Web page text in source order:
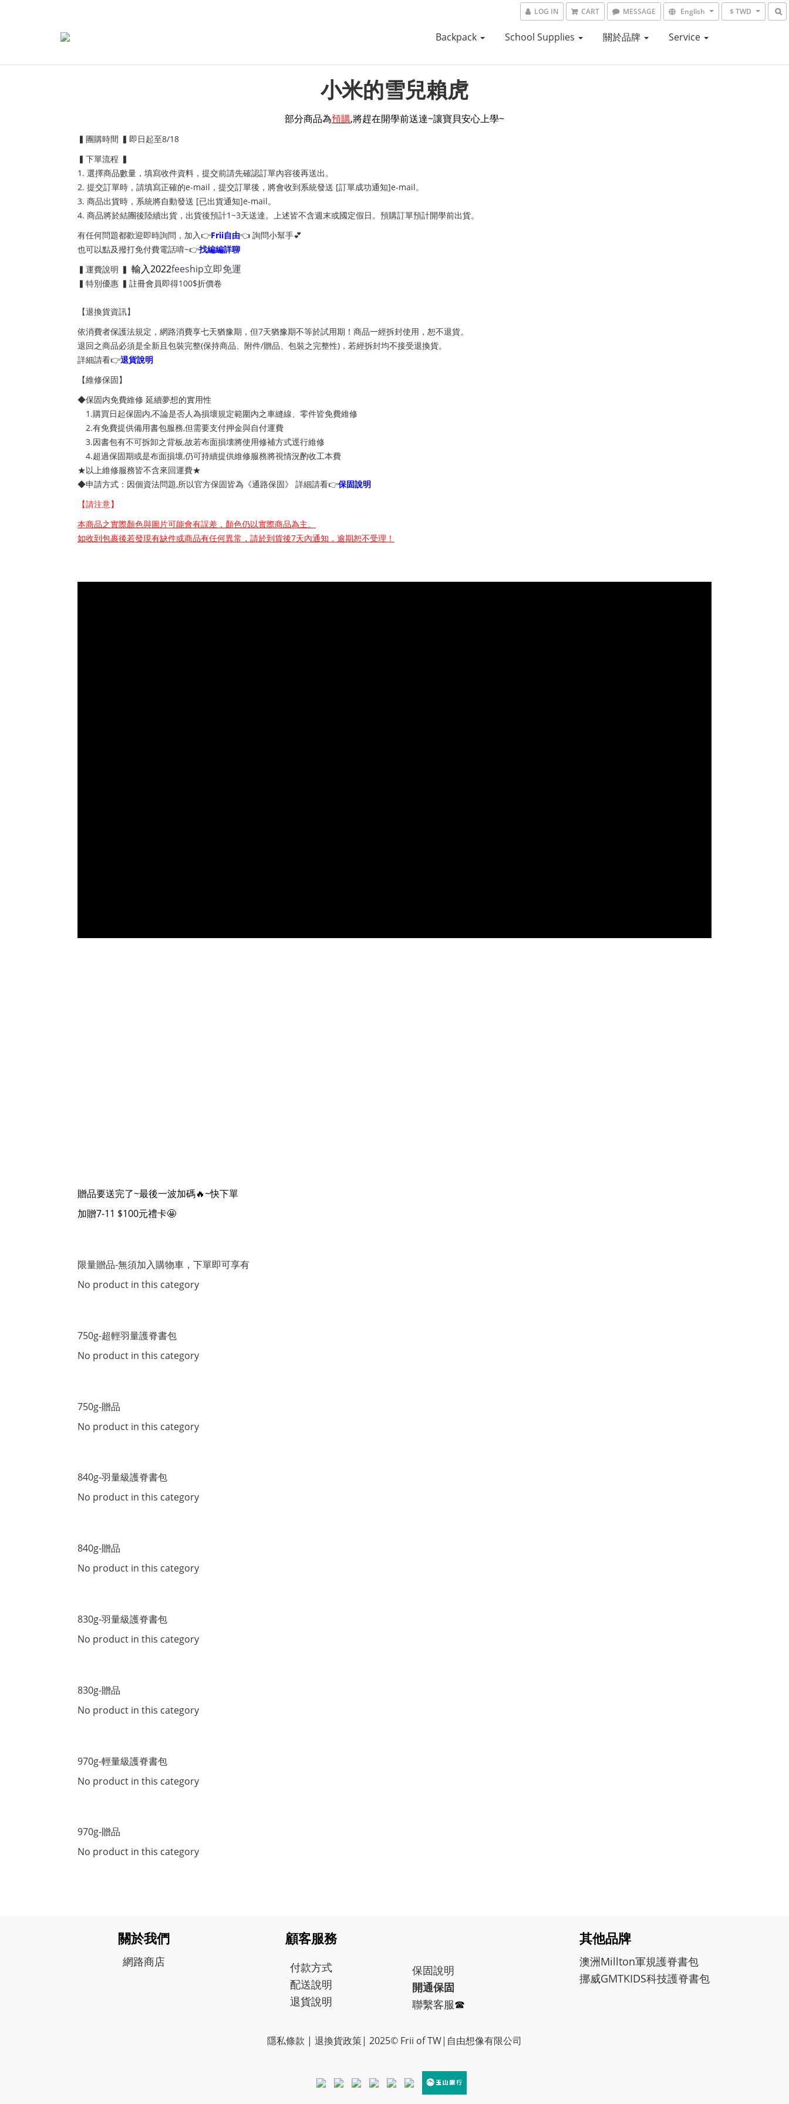
LOG IN CART MESSAGE English $ TWD
Backpack School Supplies 關於品牌 Service
小米的雪兒賴虎
部分商品為預購,將趕在開學前送達~讓寶貝安心上學~
▍團購時間 ▍ 即日起至8/18
▍下單流程 ▍
1. 選擇商品數量，填寫收件資料，提交前請先確認訂單內容後再送出。
2. 提交訂單時，請填寫正確的e-mail，提交訂單後，將會收到系統發送 [訂單成功通知]e-mail。
3. 商品出貨時，系統將自動發送 [已出貨通知]e-mail。
4. 商品將於結團後陸續出貨，出貨後預計1~3天送達。上述皆不含週末或國定假日。預購訂單預計開學前出貨。
有任何問題都歡迎即時詢問，加入👉Frii自由👈 詢問小幫手💕
也可以點及撥打免付費電話唷~👉找編編詳聊
▍運費說明 ▍ 輸入2022feeship立即免運
▍特別優惠 ▍註冊會員即得100$折價卷
【退換貨資訊】
依消費者保護法規定，網路消費享七天猶豫期，但7天猶豫期不等於試用期！商品一經拆封使用，恕不退貨。
退回之商品必須是全新且包裝完整(保持商品、附件/贈品、包裝之完整性)，若經拆封均不接受退換貨。
詳細請看👉退貨說明
【維修保固】
◆保固内免費維修 延續夢想的實用性
1.購買日起保固内,不論是否人為損壞規定範圍內之車縫線、零件皆免費維修
2.有免費提供備用書包服務,但需要支付押金與自付運費
3.因書包有不可拆卸之背板,故若布面損壊將使用修補方式逕行維修
4.超過保固期或是布面損壞,仍可持續提供維修服務將視情況酌收工本費
★以上維修服務皆不含來回運費★
◆申請方式：因個資法問題,所以官方保固皆為《通路保固》 詳細請看👉保固說明
【請注意】
本商品之實際顏色與圖片可能會有誤差，顏色仍以實際商品為主。
如收到包裹後若發現有缺件或商品有任何異常，請於到貨後7天內通知，逾期恕不受理！
贈品要送完了~最後一波加碼🔥~快下單
加贈7-11 $100元禮卡🤩
限量贈品-無須加入購物車，下單即可享有
No product in this category
750g-超輕羽量護脊書包
No product in this category
750g-贈品
No product in this category
840g-羽量級護脊書包
No product in this category
840g-贈品
No product in this category
830g-羽量級護脊書包
No product in this category
830g-贈品
No product in this category
970g-輕量級護脊書包
No product in this category
970g-贈品
No product in this category
關於我們
網路商店
顧客服務
付款方式
配送說明
退貨說明
保固說明
開通保固
聯繫客服☎︎
其他品牌
澳洲Millton軍規護脊書包
挪威GMTKIDS科技護脊書包
隱私條款 | 退換貨政策| 2025© Frii of TW|自由想像有限公司